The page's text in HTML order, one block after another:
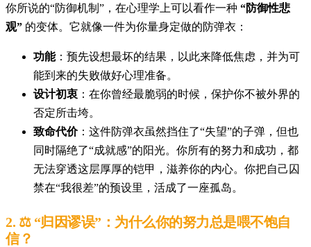
你所说的“防御机制”，在心理学上可以看作一种 “防御性悲
观” 的变体。它就像一件为你量身定做的防弹衣：
功能：预先设想最坏的结果，以此来降低焦虑，并为可
能到来的失败做好心理准备。
设计初衷 ：在你曾经最脆弱的时候，保护你不被外界的
否定所击垮。
致命代价：这件防弹衣虽然挡住了“失望”的子弹，但也
同时隔绝了“成就感”的阳光。你所有的努力和成功，都
无法穿透这层厚厚的铠甲，滋养你的内心。你把自己囚
禁在“我很差”的预设里，活成了一座孤岛。
2. ⚖️ “归因谬误”：为什么你的努力总是喂不饱自
信？